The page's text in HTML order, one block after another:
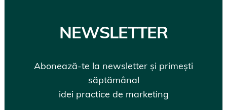
NEWSLETTER
Abonează-te la newsletter și primești
săptămânal
idei practice de marketing